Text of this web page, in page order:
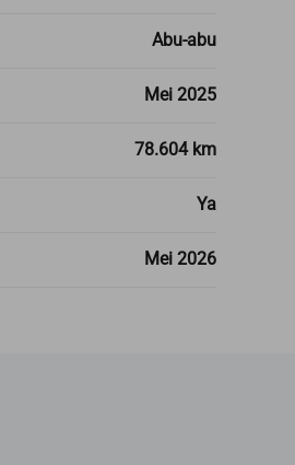
Abu-abu
Mei 2025
78.604 km
Ya
Mei 2026